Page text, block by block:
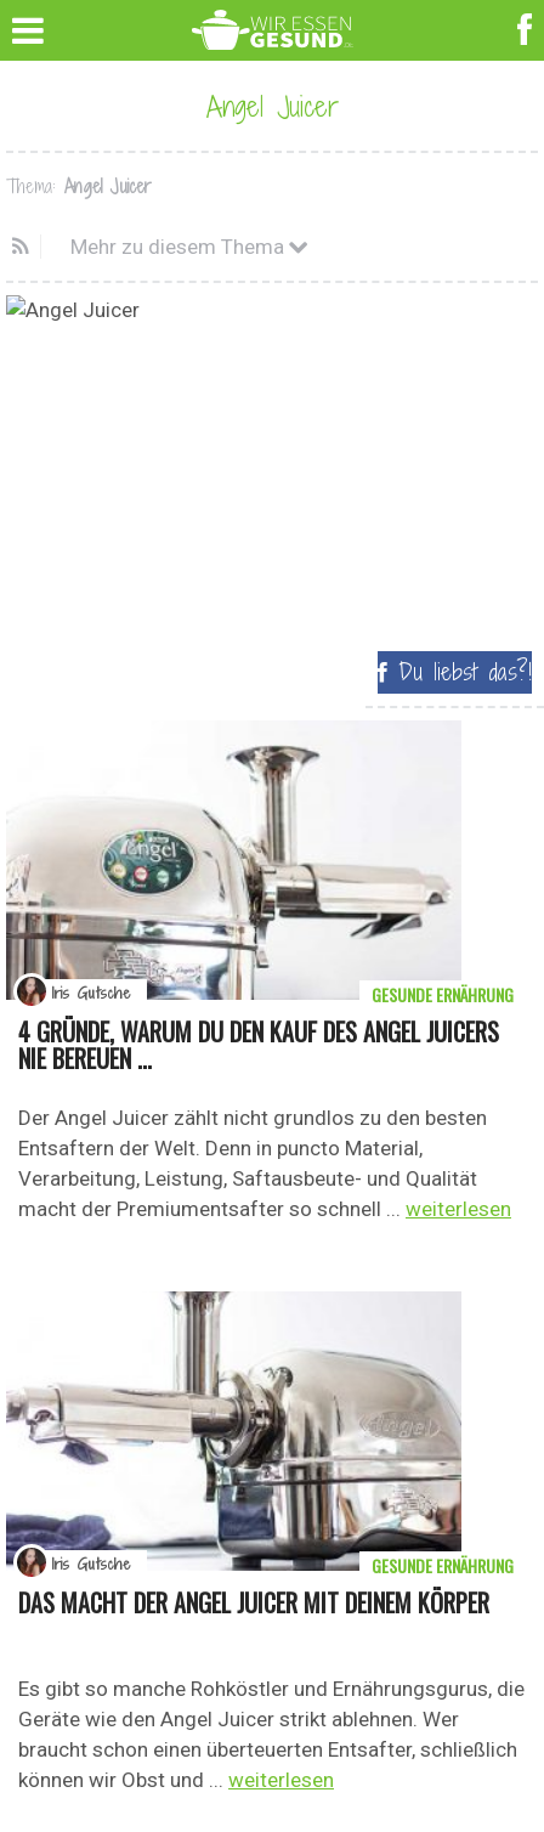
Angel Juicer
Thema: Angel Juicer
Mehr zu diesem Thema
Du liebst das?!
4 GRÜNDE, WARUM DU DEN KAUF DES ANGEL JUICERS
NIE BEREUEN ...
Der Angel Juicer zählt nicht grundlos zu den besten
Entsaftern der Welt. Denn in puncto Material,
Verarbeitung, Leistung, Saftausbeute- und Qualität
macht der Premiumentsafter so schnell ... weiterlesen
GESUNDE ERNÄHRUNG
Iris Gutsche
DAS MACHT DER ANGEL JUICER MIT DEINEM KÖRPER
Es gibt so manche Rohköstler und Ernährungsgurus, die
Geräte wie den Angel Juicer strikt ablehnen. Wer
braucht schon einen überteuerten Entsafter, schließlich
können wir Obst und ... weiterlesen
GESUNDE ERNÄHRUNG
Iris Gutsche